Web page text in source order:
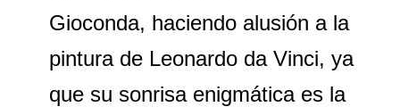
Gioconda, haciendo alusión a la
pintura de Leonardo da Vinci, ya
que su sonrisa enigmática es la